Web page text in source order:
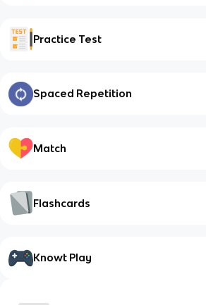
Practice Test
Spaced Repetition
Match
Flashcards
Knowt Play